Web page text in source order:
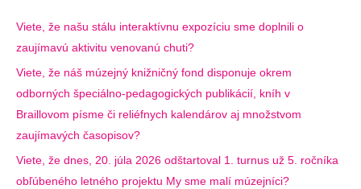
Viete, že našu stálu interaktívnu expozíciu sme doplnili o
zaujímavú aktivitu venovanú chuti?
Viete, že náš múzejný knižničný fond disponuje okrem
odborných špeciálno-pedagogických publikácií, kníh v
Braillovom písme či reliéfnych kalendárov aj množstvom
zaujímavých časopisov?
Viete, že dnes, 20. júla 2026 odštartoval 1. turnus už 5. ročníka
obľúbeného letného projektu My sme malí múzejníci?